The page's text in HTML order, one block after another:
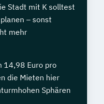
Stadt mit K solltest
– sonst
mehr
14,98 Euro pro
die Mieten hier
Sphären